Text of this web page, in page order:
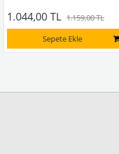
1.044,00 TL
1.159,00 TL
Sepete Ekle